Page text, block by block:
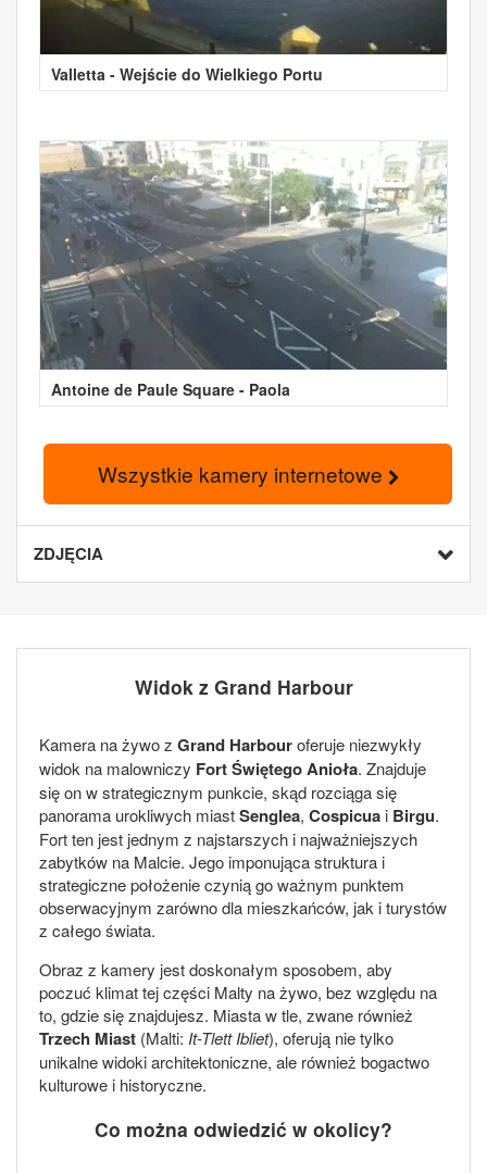
Valletta - Wejście do Wielkiego Portu
Antoine de Paule Square - Paola
Wszystkie kamery internetowe
ZDJĘCIA
Widok z Grand Harbour
Kamera na żywo z Grand Harbouroferuje niezwykły
widok na malowniczy Fort Świętego Anioła. Znajduje
się on w strategicznym punkcie, skąd rozciąga się
panorama urokliwych miastSenglea, Cospicua i Birgu.
Fort ten jest jednym z najstarszych i najważniejszych
zabytków na Malcie. Jego imponująca struktura i
strategiczne położenie czynią go ważnym punktem
obserwacyjnym zarówno dla mieszkańców, jak i turystów
z całego świata.
Obraz z kamery jest doskonałym sposobem, aby
poczuć klimat tej części Malty na żywo, bez względu na
to, gdzie się znajdujesz. Miasta w tle, zwane również
Trzech Miast (Malti: It-Tlett Ibliet), oferują nie tylko
unikalne widoki architektoniczne, ale również bogactwo
kulturowe i historyczne.
Co można odwiedzić w okolicy?